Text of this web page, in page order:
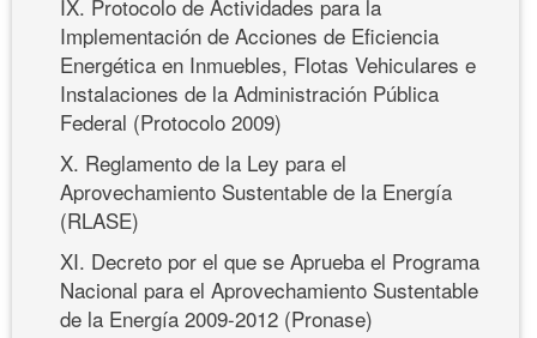
IX. Protocolo de Actividades para la
Implementación de Acciones de Eficiencia
Energética en Inmuebles, Flotas Vehiculares e
Instalaciones de la Administración Pública
Federal (Protocolo 2009)
X. Reglamento de la Ley para el
Aprovechamiento Sustentable de la Energía
(RLASE)
XI. Decreto por el que se Aprueba el Programa
Nacional para el Aprovechamiento Sustentable
de la Energía 2009-2012 (Pronase)